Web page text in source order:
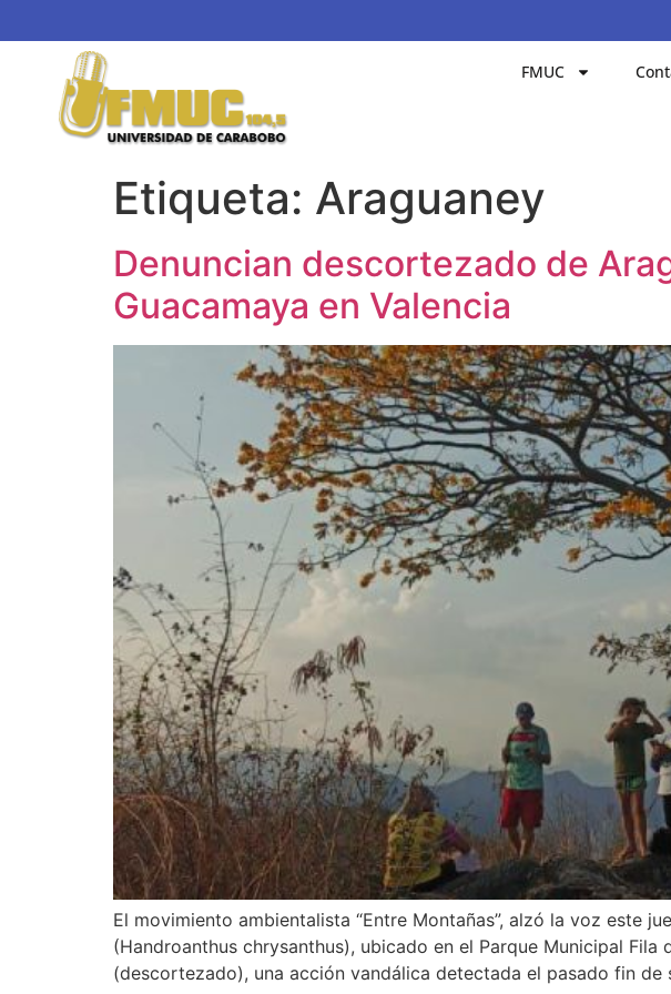
FMUC
Etiqueta: Araguaney
Denuncian descortezado de
Guacamaya en Valencia
El movimiento ambientalista “Entre Montañas”, alzó la voz este
(Handroanthus chrysanthus), ubicado en el Parque Municipal
(descortezado), una acción vandálica detectada el pasado fin